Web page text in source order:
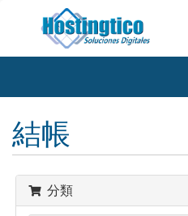
結帳
分類